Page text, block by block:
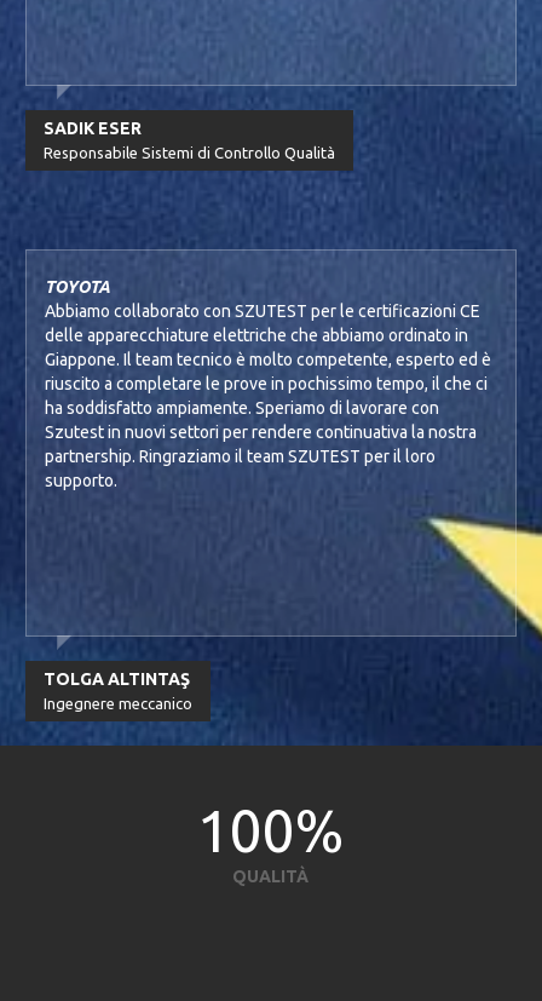
SADIK ESER
Responsabile Sistemi di Controllo Qualità
TOYOTA
Abbiamo collaborato con SZUTEST per le certificazioni CE
delle apparecchiature elettriche che abbiamo ordinato in
Giappone. Il team tecnico è molto competente, esperto ed è
riuscito a completare le prove in pochissimo tempo, il che ci
ha soddisfatto ampiamente. Speriamo di lavorare con
Szutest in nuovi settori per rendere continuativa la nostra
partnership. Ringraziamo il team SZUTEST per il loro
supporto.
TOLGA ALTINTAŞ
Ingegnere meccanico
100%
QUALITÀ